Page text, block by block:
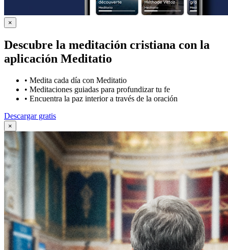
×
Descubre la meditación cristiana con la
aplicación Meditatio
• Medita cada día con Meditatio
• Meditaciones guiadas para profundizar tu fe
• Encuentra la paz interior a través de la oración
Descargar gratis
×